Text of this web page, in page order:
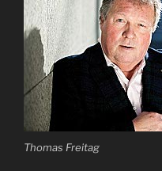
Thomas Freitag